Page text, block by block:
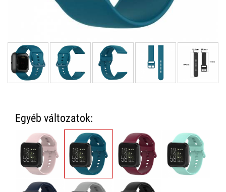
Egyéb változatok: